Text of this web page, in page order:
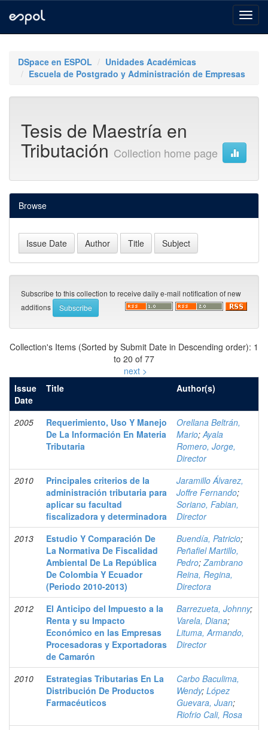
navigationDSpace en ESPOL
Unidades Académicas
Escuela de Postgrado y Administración de Empresas
Tesis de Maestría en
Tributación Collection home page
Browse
Subscribe to this collection to receive daily e-mail notification of new
additions
Collection's Items (Sorted by Submit Date in Descending order): 1
to 20 of 77
next >
Issue
Date
Title Author(s)
2005
Requerimiento, Uso Y Manejo
De La Información En Materia
Tributaria
Orellana Beltrán,
Mario;Ayala
Romero, Jorge,
Director
2010
Principales criterios de la
administración tributaria para
aplicar su facultad
fiscalizadora y determinadora
Jaramillo Álvarez,
Joffre Fernando;
Soriano, Fabian,
Director
2013
Estudio Y Comparación De
La Normativa De Fiscalidad
Ambiental De La República
De Colombia Y Ecuador
(Periodo 2010-2013)
Buendía, Patricio;
Peñafiel Martillo,
Pedro;Zambrano
Reina, Regina,
Directora
2012
El Anticipo del Impuesto a la
Renta y su Impacto
Económico en las Empresas
Procesadoras y Exportadoras
de Camarón
Barrezueta, Johnny;
Varela, Diana;
Lituma, Armando,
Director
2010
Estrategias Tributarias En La
Distribución De Productos
Farmacéuticos
Carbo Baculima,
Wendy; López
Guevara, Juan;
Riofrio Cali, Rosa